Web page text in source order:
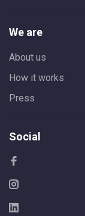
We are
About us
How it works
Press
Social